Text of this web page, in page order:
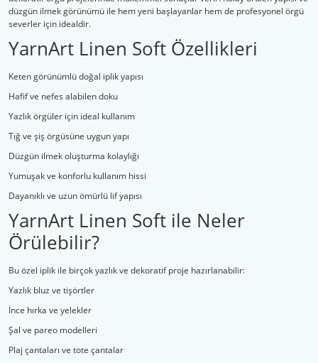
düzgün ilmek görünümü ile hem yeni başlayanlar hem de profesyonel örgü
severler için idealdir.
YarnArt Linen Soft Özellikleri
Keten görünümlü doğal iplik yapısı
Hafif ve nefes alabilen doku
Yazlık örgüler için ideal kullanım
Tığ ve şiş örgüsüne uygun yapı
Düzgün ilmek oluşturma kolaylığı
Yumuşak ve konforlu kullanım hissi
Dayanıklı ve uzun ömürlü lif yapısı
YarnArt Linen Soft ile Neler
Örülebilir?
Bu özel iplik ile birçok yazlık ve dekoratif proje hazırlanabilir:
Yazlık bluz ve tişörtler
İnce hırka ve yelekler
Şal ve pareo modelleri
Plaj çantaları ve tote çantalar
Şal İpleri